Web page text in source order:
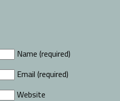
Name (required)
Email (required)
Website